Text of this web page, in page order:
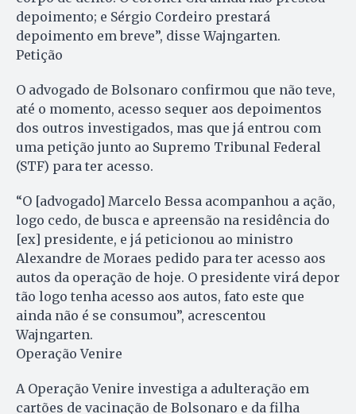
depoimento; e Sérgio Cordeiro prestará
depoimento em breve”, disse Wajngarten.
Petição
O advogado de Bolsonaro confirmou que não teve,
até o momento, acesso sequer aos depoimentos
dos outros investigados, mas que já entrou com
uma petição junto ao Supremo Tribunal Federal
(STF) para ter acesso.
“O [advogado] Marcelo Bessa acompanhou a ação,
logo cedo, de busca e apreensão na residência do
[ex] presidente, e já peticionou ao ministro
Alexandre de Moraes pedido para ter acesso aos
autos da operação de hoje. O presidente virá depor
tão logo tenha acesso aos autos, fato este que
ainda não é se consumou”, acrescentou
Wajngarten.
Operação Venire
A Operação Venire investiga a adulteração em
cartões de vacinação de Bolsonaro e da filha